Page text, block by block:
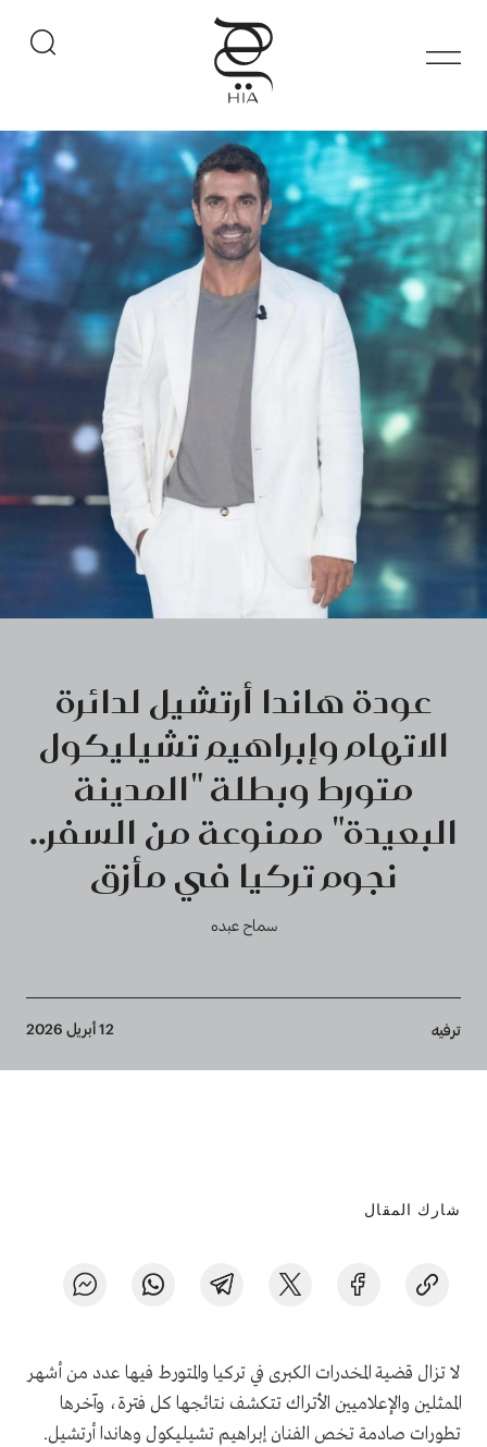
عودة هاندا أرتشيل لدائرة
الاتهام وإبراهيم تشيليكول
متورط وبطلة "المدينة
البعيدة" ممنوعة من السفر..
نجوم تركيا في مأزق
سماح عبده
Breadcrumb
ترفيه 12 أبريل 2026
شارك المقال
لا تزال قضية المخدرات الكبرى في تركيا والمتورط فيها عدد من أشهر
الممثلين والإعلاميين الأتراك تتكشف نتائجها كل فترة، وآخرها
تطورات صادمة تخص الفنان إبراهيم تشيليكول وهاندا أرتشيل.